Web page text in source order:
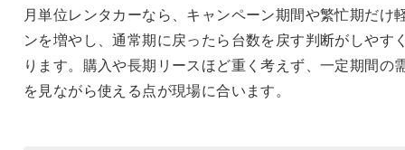
月単位レンタカーなら、キャンペーン期間や繁忙期だけ
ンを増やし、通常期に戻ったら台数を戻す判断がしやす
ります。購入や長期リースほど重く考えず、一定期間の
を見ながら使える点が現場に合います。